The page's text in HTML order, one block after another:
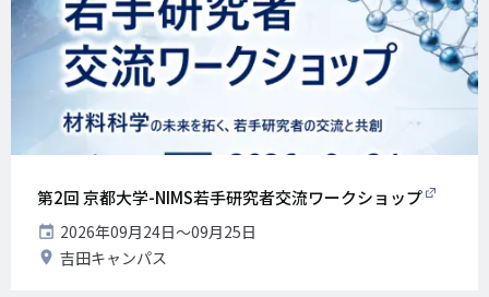
第2回 京都大学-NIMS若手研究者交流ワークショップ
開
催
日
2026年09月24日〜09月25日
開 吉田キャンパス